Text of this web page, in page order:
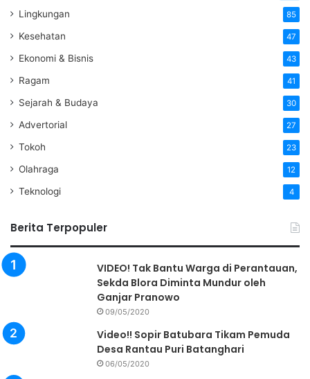
Lingkungan 85
Kesehatan 47
Ekonomi & Bisnis 43
Ragam 41
Sejarah & Budaya 30
Advertorial 27
Tokoh 23
Olahraga 12
Teknologi 4
Berita Terpopuler
VIDEO! Tak Bantu Warga di Perantauan,
Sekda Blora Diminta Mundur oleh
Ganjar Pranowo
09/05/2020
Video!! Sopir Batubara Tikam Pemuda
Desa Rantau Puri Batanghari
06/05/2020